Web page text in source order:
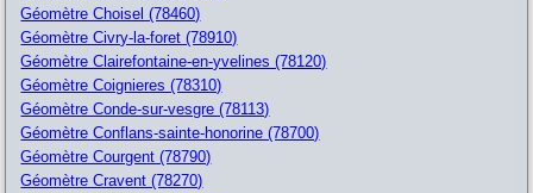
Géomètre Choisel (78460)
Géomètre Civry-la-foret (78910)
Géomètre Clairefontaine-en-yvelines (78120)
Géomètre Coignieres (78310)
Géomètre Conde-sur-vesgre (78113)
Géomètre Conflans-sainte-honorine (78700)
Géomètre Courgent (78790)
Géomètre Cravent (78270)